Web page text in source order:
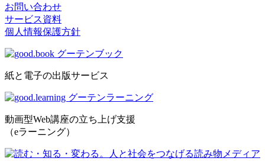
お問い合わせ
サービス資料
個人情報保護方針
紙と電子の出版サービス
動画型Web講座の立ち上げ支援
（eラーニング）